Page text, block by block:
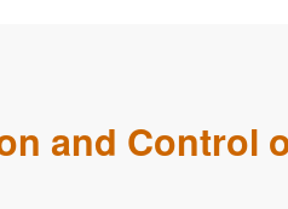
and Control